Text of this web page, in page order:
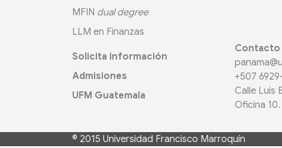
MFIN dual degree
LLM en Finanzas
Solicita información
Admisiones
UFM Guatemala
Contacto
+507
Calle Luis
Oficina
© 2015 Universidad Francisco Marroquín